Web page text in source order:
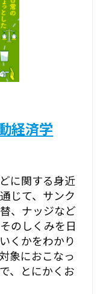
経済学
に関する身近
じて、サンク
、ナッジなど
のしくみを日
くかをわかり
象におこなっ
、とにかくお